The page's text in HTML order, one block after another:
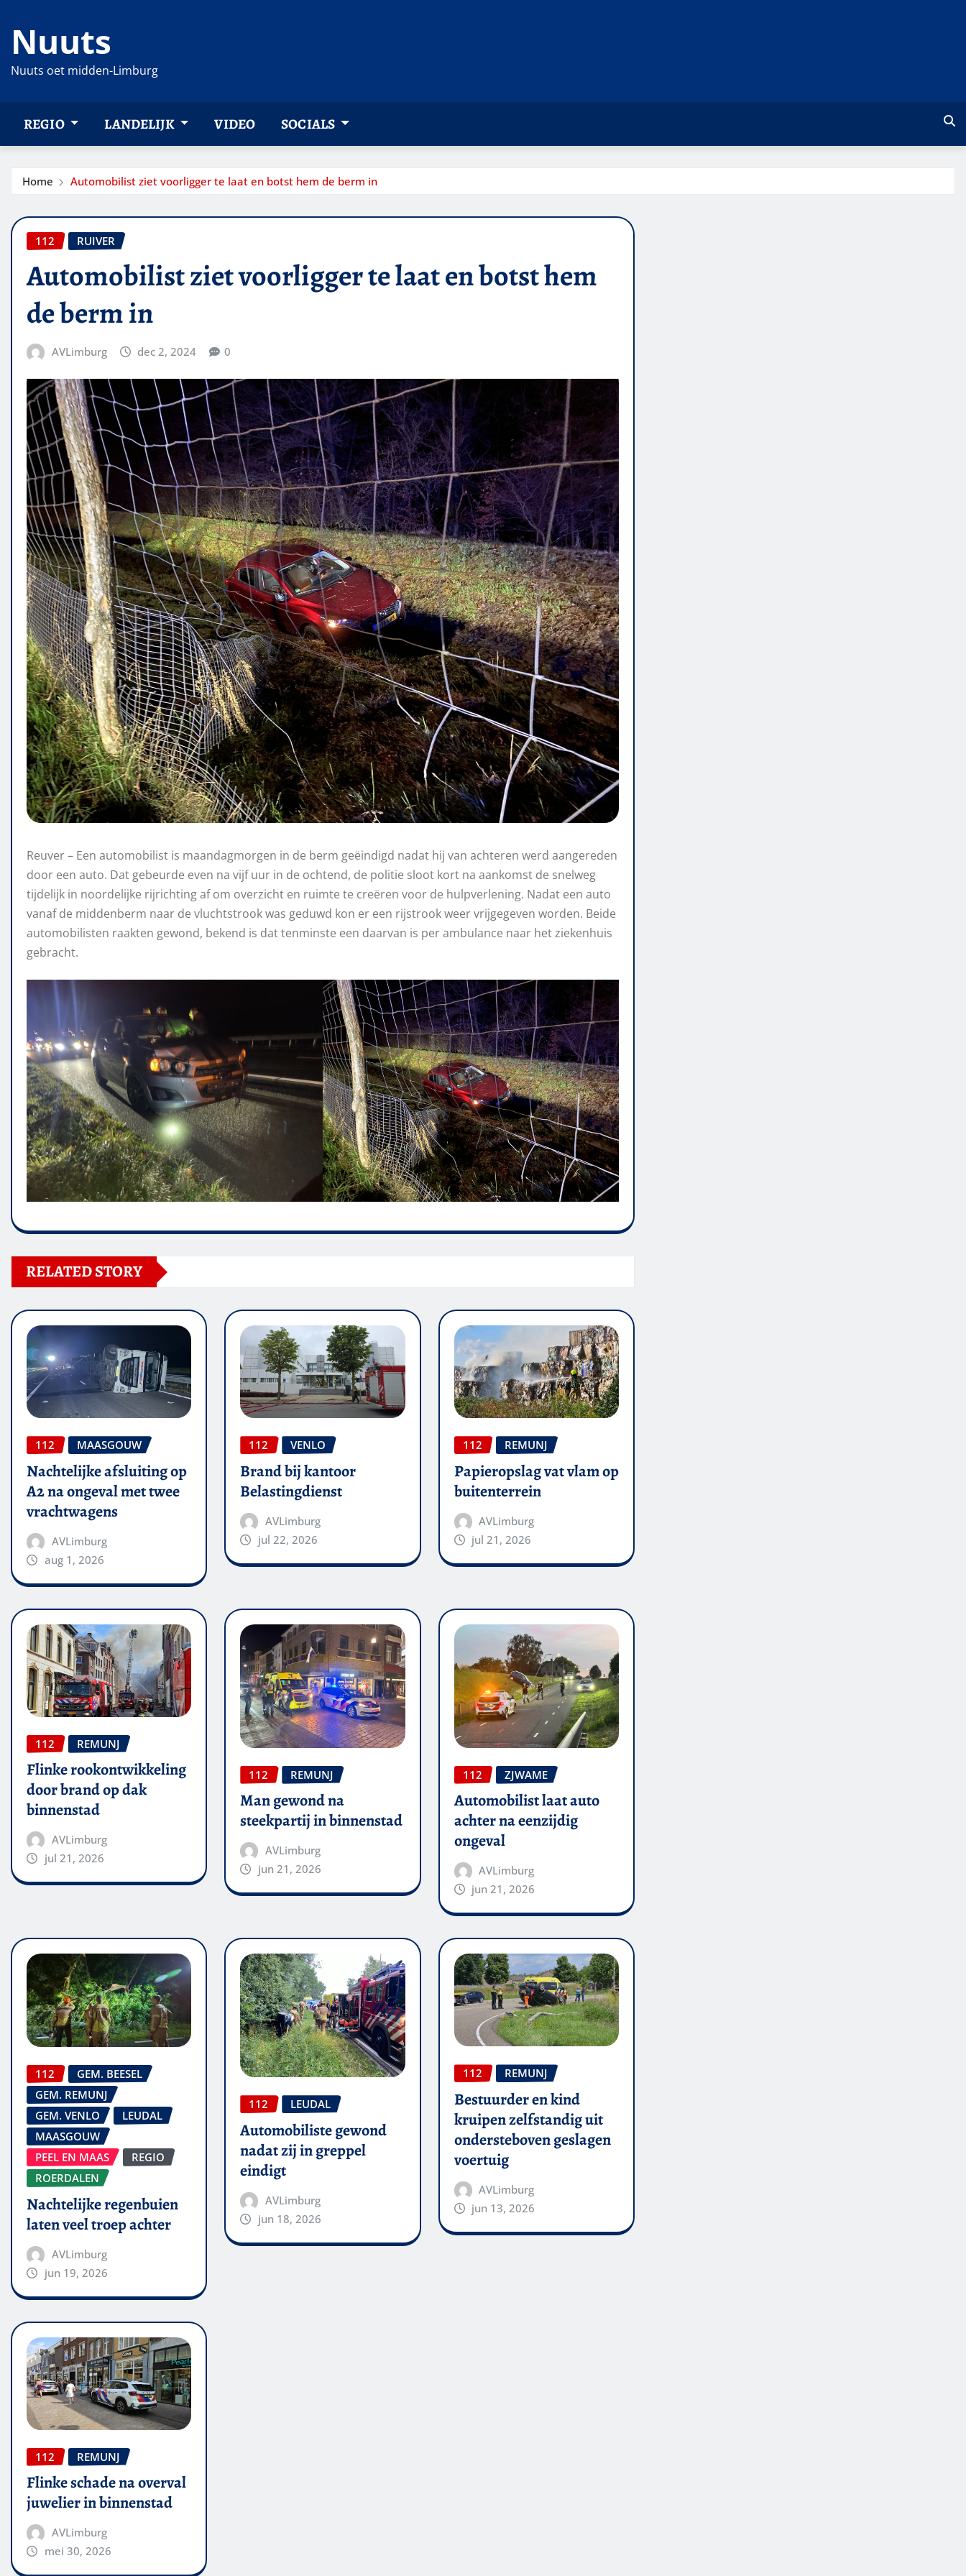
naar
inhoud
Nuuts
Nuuts oet midden-Limburg
REGIO LANDELIJK VIDEO SOCIALS
Home Automobilist ziet voorligger te laat en botst hem de berm in
112 RUIVER
Automobilist ziet voorligger te laat en botst hem
de berm in
AVLimburg dec 2, 2024 0
Reuver – Een automobilist is maandagmorgen in de berm geëindigd nadat hij van achteren werd aangereden
door een auto. Dat gebeurde even na vijf uur in de ochtend, de politie sloot kort na aankomst de snelweg
tijdelijk in noordelijke rijrichting af om overzicht en ruimte te creëren voor de hulpverlening. Nadat een auto
vanaf de middenberm naar de vluchtstrook was geduwd kon er een rijstrook weer vrijgegeven worden. Beide
automobilisten raakten gewond, bekend is dat tenminste een daarvan is per ambulance naar het ziekenhuis
gebracht.
RELATED STORY
112 MAASGOUW
Nachtelijke afsluiting op
A2 na ongeval met twee
vrachtwagens
AVLimburg
aug 1, 2026
112 VENLO
Brand bij kantoor
Belastingdienst
AVLimburg
jul 22, 2026
112 REMUNJ
Papieropslag vat vlam op
buitenterrein
AVLimburg
jul 21, 2026
112 REMUNJ
Flinke rookontwikkeling
door brand op dak
binnenstad
AVLimburg
jul 21, 2026
112 REMUNJ
Man gewond na
steekpartij in binnenstad
AVLimburg
jun 21, 2026
112 ZJWAME
Automobilist laat auto
achter na eenzijdig
ongeval
AVLimburg
jun 21, 2026
112
GEM. BEESEL
GEM. REMUNJ
GEM. VENLO
LEUDAL
MAASGOUW
PEEL EN MAAS
REGIO
ROERDALEN
Nachtelijke regenbuien
laten veel troep achter
AVLimburg
jun 19, 2026
112 LEUDAL
Automobiliste gewond
nadat zij in greppel
eindigt
AVLimburg
jun 18, 2026
112 REMUNJ
Bestuurder en kind
kruipen zelfstandig uit
ondersteboven geslagen
voertuig
AVLimburg
jun 13, 2026
112 REMUNJ
Flinke schade na overval
juwelier in binnenstad
AVLimburg
mei 30, 2026